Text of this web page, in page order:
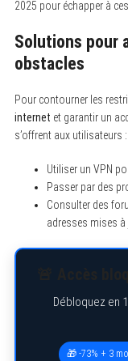
2025 pour échapper à
Solutions pour
obstacles
Pour contourner les
internet et garantir un
s’offrent aux utilisateurs :
Utiliser un VPN
Passer par des
Consulter des
adresses mises à
Débloquez en
🎁 -73% + 3